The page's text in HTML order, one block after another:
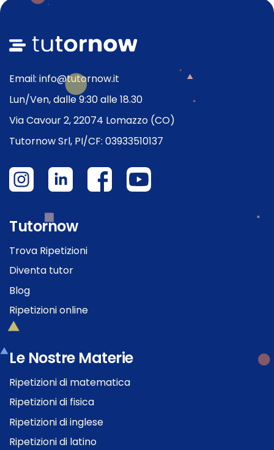
Email: info@tutornow.it
Lun/Ven, dalle 9:30 alle 18.30
Via Cavour 2, 22074 Lomazzo (CO)
Tutornow Srl, PI/CF: 03933510137
Tutornow
Trova Ripetizioni
Diventa tutor
Blog
Ripetizioni online
Le Nostre Materie
Ripetizioni di matematica
Ripetizioni di fisica
Ripetizioni di inglese
Ripetizioni di latino